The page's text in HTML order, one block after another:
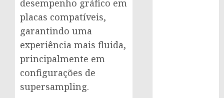
desempenho gráfico em
placas compatíveis,
garantindo uma
experiência mais fluida,
principalmente em
configurações de
supersampling.